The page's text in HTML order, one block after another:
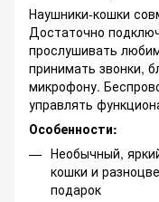
Наушники-кошки
Достаточно
прослушивать
принимать звонки,
микрофону.
управлять
Особенности:
Необычный,
кошки и
подарок